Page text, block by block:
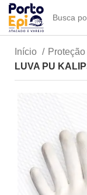
Início
LUVA PU